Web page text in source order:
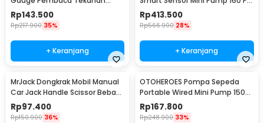
Angin LCD - DP-201
Rp143.500
Rp217.900 35%
+ Keranjang
- Midrive TP03
Rp413.500
Rp566.900 28%
+ Keranjang
MrJack Dongkrak Mobil Manual
Car Jack Handle Scissor Beban
2 Ton - MJ01
Rp97.400
Rp150.900 36%
OTOHEROES Pompa Sepeda
Portable Wired Mini Pump 150
PSI - YD-787
Rp167.800
Rp248.900 33%